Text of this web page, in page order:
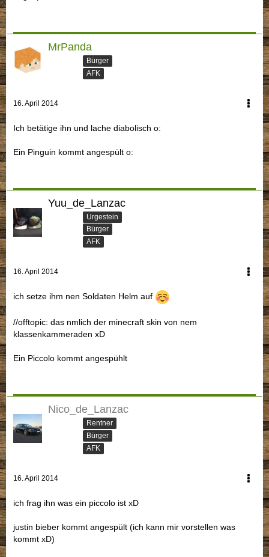
MrPanda
Bürger
AFK
16. April 2014
Ich betätige ihn und lache diabolisch o:
Ein Pinguin kommt angespült o:
Yuu_de_Lanzac
Urgestein
Bürger
AFK
16. April 2014
ich setze ihm nen Soldaten Helm auf
//offtopic: das nmlich der minecraft skin von nem
klassenkammeraden xD
Ein Piccolo kommt angespühlt
Nico_de_Lanzac
Rentner
Bürger
AFK
16. April 2014
ich frag ihn was ein piccolo ist xD
justin bieber kommt angespült (ich kann mir vorstellen was
kommt xD)